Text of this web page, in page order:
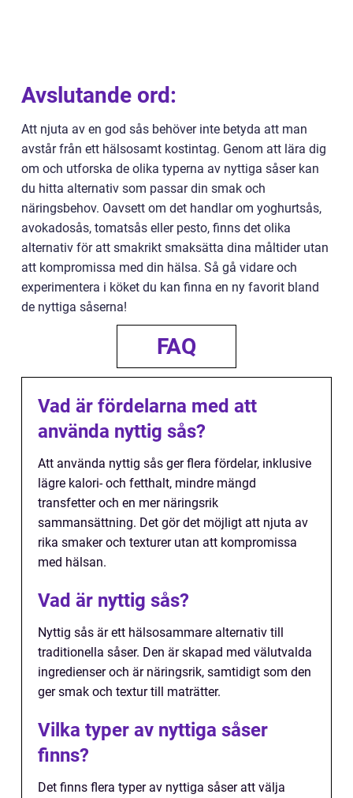
Avslutande ord:
Att njuta av en god sås behöver inte betyda att man
avstår från ett hälsosamt kostintag. Genom att lära dig
om och utforska de olika typerna av nyttiga såser kan
du hitta alternativ som passar din smak och
näringsbehov. Oavsett om det handlar om yoghurtsås,
avokadosås, tomatsås eller pesto, finns det olika
alternativ för att smakrikt smaksätta dina måltider utan
att kompromissa med din hälsa. Så gå vidare och
experimentera i köket du kan finna en ny favorit bland
de nyttiga såserna!
FAQ
Vad är fördelarna med att
använda nyttig sås?
Att använda nyttig sås ger flera fördelar, inklusive
lägre kalori- och fetthalt, mindre mängd
transfetter och en mer näringsrik
sammansättning. Det gör det möjligt att njuta av
rika smaker och texturer utan att kompromissa
med hälsan.
Vad är nyttig sås?
Nyttig sås är ett hälsosammare alternativ till
traditionella såser. Den är skapad med välutvalda
ingredienser och är näringsrik, samtidigt som den
ger smak och textur till maträtter.
Vilka typer av nyttiga såser
finns?
Det finns flera typer av nyttiga såser att välja